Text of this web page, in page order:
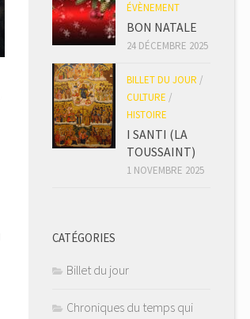
ÉVÈNEMENT
BON NATALE
24 DÉCEMBRE 2025
BILLET DU JOUR /
CULTURE /
HISTOIRE
I SANTI (LA
TOUSSAINT)
1 NOVEMBRE 2025
CATÉGORIES
Billet du jour
Chroniques du temps qui